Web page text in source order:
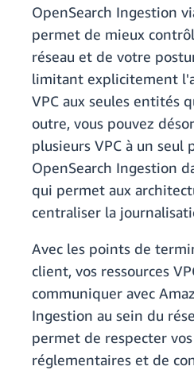
OpenSearch Ingestion
permet de mieux
réseau et de votre
limitant explicitement
VPC aux seules entités
outre, vous pouvez
plusieurs VPC à un seul
OpenSearch Ingestion
qui permet aux
centraliser la
Avec les points de
client, vos ressources
communiquer avec
Ingestion au sein du
permet de respecter
réglementaires et de